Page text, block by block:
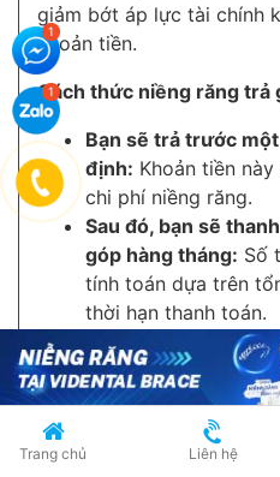
giảm bớt áp lực tài chính
khoản tiền.
Cách thức niềng răng trả
Bạn sẽ trả trước
định: Khoản tiền
chi phí niềng răng.
Sau đó, bạn sẽ
góp hàng tháng: Số
tính toán dựa trên
thời hạn thanh toán.
Bạn có thể lựa chọn
nhiều hình thức trả
gồm trả góp qua thẻ
công ty tài chính
với phòng khám nha
Trang chủ Liên hệ